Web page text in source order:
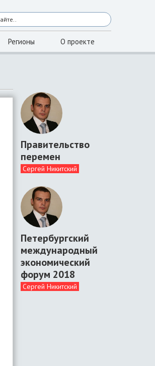
Регионы О проекте
Правительство
перемен
Сергей Никитский
Петербургский
международный
экономический
форум 2018
Сергей Никитский